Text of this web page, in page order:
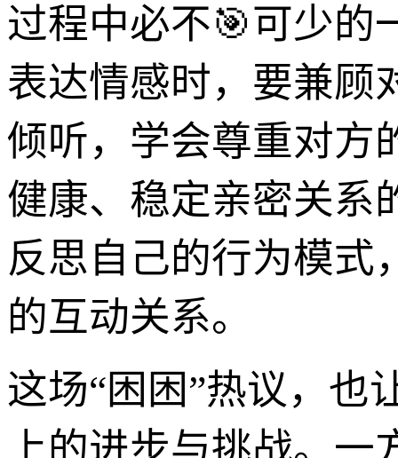
过程中必不🎯可少的
表达情感时，要兼顾
倾听，学会尊重对方
健康、稳定亲密关系
反思自己的行为模式
的互动关系。
这场“困困”热议，也